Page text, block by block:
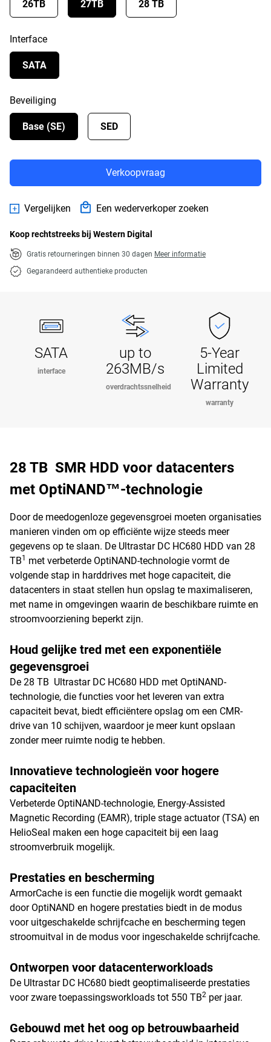
26TB 27TB 28 TB
Interface
SATA
Beveiliging
Base (SE) SED
Verkoopvraag
Vergelijken Een wederverkoper zoeken
Koop rechtstreeks bij Western Digital
Gratis retourneringen binnen 30 dagen Meer informatie
Gegarandeerd authentieke producten
SATA
interface
up to
263MB/s
overdrachtssnelheid
5-Year
Limited
Warranty
warranty
28 TB SMR HDD voor datacenters
met OptiNAND™-technologie
Door de meedogenloze gegevensgroei moeten organisaties
manieren vinden om op efficiënte wijze steeds meer
gegevens op te slaan. De Ultrastar DC HC680 HDD van 28
TB1
met verbeterde OptiNAND-technologie vormt de
volgende stap in harddrives met hoge capaciteit, die
datacenters in staat stellen hun opslag te maximaliseren,
met name in omgevingen waarin de beschikbare ruimte en
stroomvoorziening beperkt zijn.
Houd gelijke tred met een exponentiële
gegevensgroei
De 28 TB Ultrastar DC HC680 HDD met OptiNAND-
technologie, die functies voor het leveren van extra
capaciteit bevat, biedt efficiëntere opslag om een CMR-
drive van 10 schijven, waardoor je meer kunt opslaan
zonder meer ruimte nodig te hebben.
Innovatieve technologieën voor hogere
capaciteiten
Verbeterde OptiNAND-technologie, Energy-Assisted
Magnetic Recording (EAMR), triple stage actuator (TSA) en
HelioSeal maken een hoge capaciteit bij een laag
stroomverbruik mogelijk.
Prestaties en bescherming
ArmorCache is een functie die mogelijk wordt gemaakt
door OptiNAND en hogere prestaties biedt in de modus
voor uitgeschakelde schrijfcache en bescherming tegen
stroomuitval in de modus voor ingeschakelde schrijfcache.
Ontworpen voor datacenterworkloads
De Ultrastar DC HC680 biedt geoptimaliseerde prestaties
voor zware toepassingsworkloads tot 550 TB2 per jaar.
Gebouwd met het oog op betrouwbaarheid